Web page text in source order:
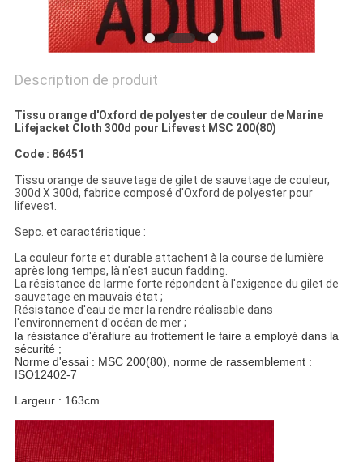
Description de produit
Tissu orange d'Oxford de polyester de couleur de Marine
Lifejacket Cloth 300d pour Lifevest MSC 200(80)
Code : 86451
Tissu orange de sauvetage de gilet de sauvetage de couleur,
300d X 300d, fabrice composé d'Oxford de polyester pour
lifevest.
Sepc. et caractéristique :
La couleur forte et durable attachent à la course de lumière
après long temps, là n'est aucun fadding.
La résistance de larme forte répondent à l'exigence du gilet de
sauvetage en mauvais état ;
Résistance d'eau de mer la rendre réalisable dans
l'environnement d'océan de mer ;
la résistance d'éraflure au frottement le faire a employé dans la
sécurité ;
Norme d'essai : MSC 200(80), norme de rassemblement :
ISO12402-7
Largeur : 163cm